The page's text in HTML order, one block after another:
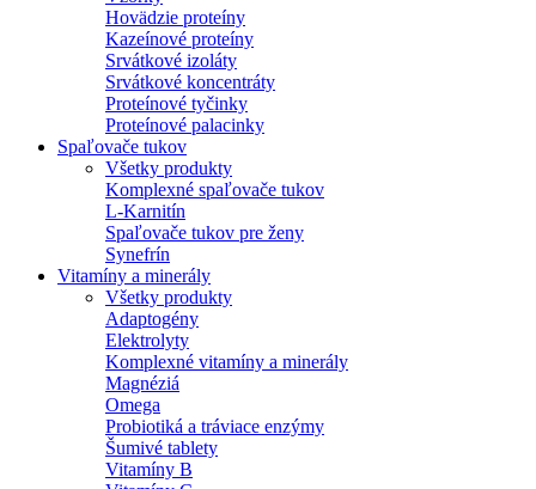
Hovädzie proteíny
Kazeínové proteíny
Srvátkové izoláty
Srvátkové koncentráty
Proteínové tyčinky
Proteínové palacinky
Spaľovače tukov
Všetky produkty
Komplexné spaľovače tukov
L-Karnitín
Spaľovače tukov pre ženy
Synefrín
Vitamíny a minerály
Všetky produkty
Adaptogény
Elektrolyty
Komplexné vitamíny a minerály
Magnéziá
Omega
Probiotiká a tráviace enzýmy
Šumivé tablety
Vitamíny B